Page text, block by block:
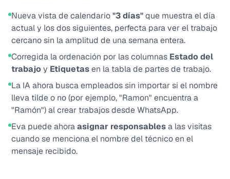
Nueva vista de calendario"3 días"que muestra el día
actual y los dos siguientes, perfecta para ver el trabajo
cercano sin la amplitud de una semana entera.
Corregida la ordenación por las columnas Estado del
trabajoy Etiquetasen la tabla de partes de trabajo.
La IA ahora busca empleados sin importar si el nombre
lleva tilde o no (por ejemplo, "Ramon" encuentra a
"Ramón") al crear trabajos desde WhatsApp.
Eva puede ahoraasignar responsablesa las visitas
cuando se menciona el nombre del técnico en el
mensaje recibido.